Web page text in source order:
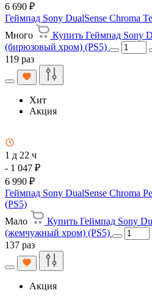
6 690 ₽
Геймпад Sony DualSense Chroma
Много
Купить Геймпад Sony
(бирюзовый хром) (PS5)
119 раз
Хит
Акция
1 д 22 ч
- 1 047 ₽
6 990 ₽
Геймпад Sony DualSense Chroma
(PS5)
Мало
Купить Геймпад Sony
(жемчужный хром) (PS5)
137 раз
Акция